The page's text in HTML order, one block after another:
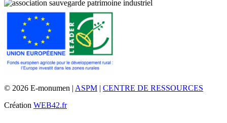
© 2026 E-monumen | ASPM | CENTRE DE RESSOURCES
Création WEB42.fr